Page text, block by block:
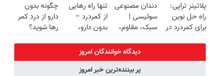
برگردون
(40%off)
سبک و مقاوم |
پرداخت قسطی
(◂پرسش‌نامه)
کننده خانگی
پلاتینر تراپی:
راه حل نوین
برای کمردرد در
دندان مصنوعی
سوئیسی |
سبک، مقاوم،
رایگان+پرداخت
اقساطی😍
تنها راه رهایی
از کمردرد –
بدون دارو،
«فرم پر کن»
چگونه بدون
دارو از درد کمر
رها شوید؟
دیدگاه خوانندگان امروز
پر بیننده‌ترین خبر امروز